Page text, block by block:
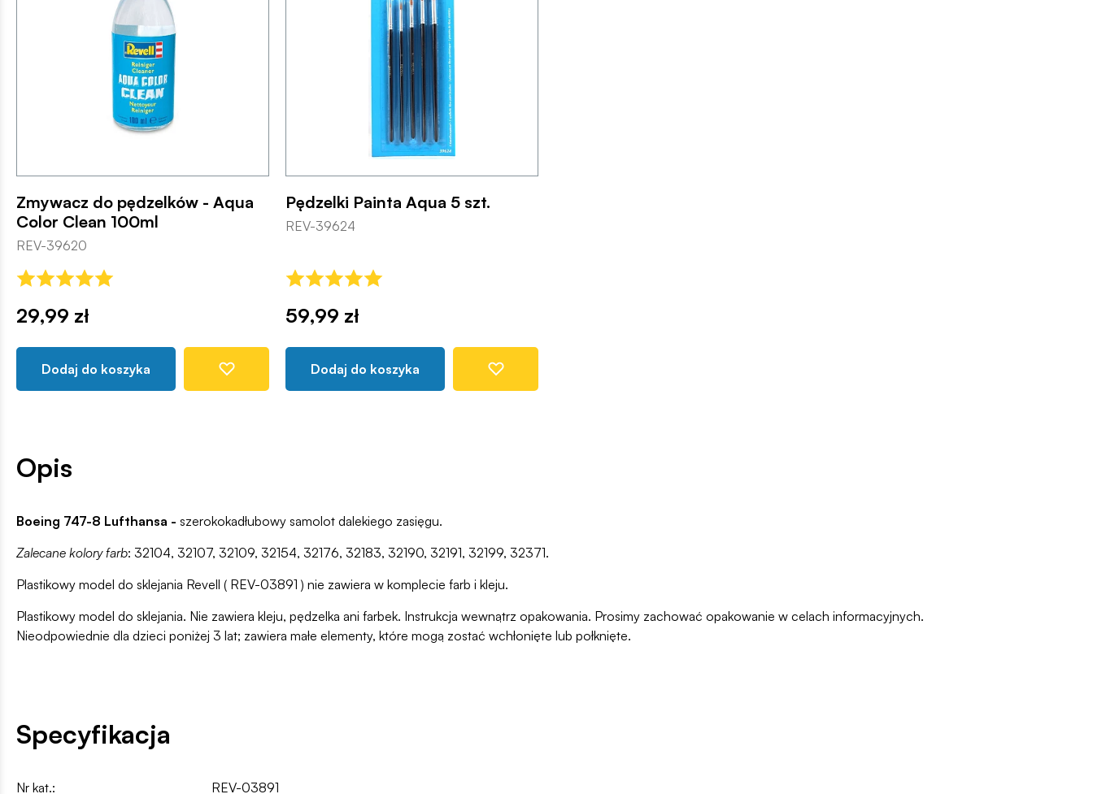
Zmywacz do pędzelków - Aqua
Color Clean 100ml
REV-39620
29,99 zł
Dodaj do koszyka
Pędzelki Painta Aqua 5 szt.
REV-39624
59,99 zł
Dodaj do koszyka
Opis
Boeing 747-8 Lufthansa - szerokokadłubowy samolot dalekiego zasięgu.
Zalecane kolory farb: 32104, 32107, 32109, 32154, 32176, 32183, 32190, 32191, 32199, 32371.
Plastikowy model do sklejania Revell ( REV-03891 ) nie zawiera w komplecie farb i kleju.
Plastikowy model do sklejania. Nie zawiera kleju, pędzelka ani farbek. Instrukcja wewnątrz opakowania. Prosimy zachować opakowanie w celach informacyjnych.
Nieodpowiednie dla dzieci poniżej 3 lat; zawiera małe elementy, które mogą zostać wchłonięte lub połknięte.
Specyfikacja
Nr kat.:
REV-03891